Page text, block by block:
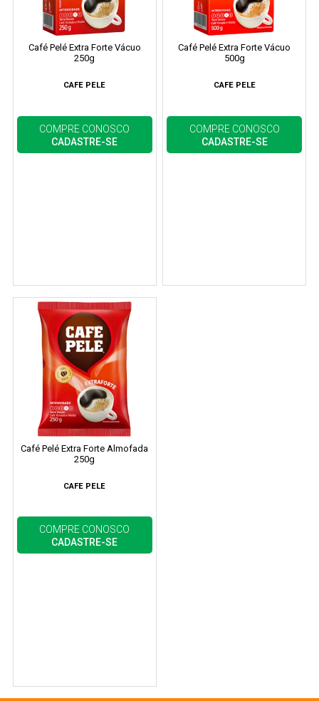
Café Pelé Extra Forte Vácuo
250g
CAFE PELE
COMPRE CONOSCO
CADASTRE-SE
Café Pelé Extra Forte Vácuo
500g
CAFE PELE
COMPRE CONOSCO
CADASTRE-SE
Café Pelé Extra Forte Almofada
250g
CAFE PELE
COMPRE CONOSCO
CADASTRE-SE